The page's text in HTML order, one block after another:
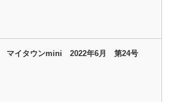
マイタウンmini 2022年6月 第24号